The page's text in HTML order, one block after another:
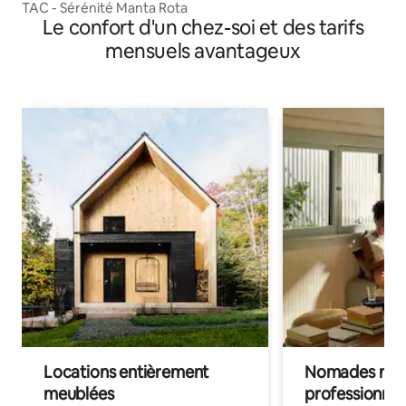
TAC - Sérénité Manta Rota
Le confort d'un chez-soi et des tarifs
mensuels avantageux
Locations entièrement
meublées
Nomades